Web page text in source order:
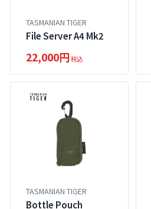
TASMANIAN TIGER
File Server A4 Mk2
22,000円税込
TASMANIAN TIGER
Bottle Pouch